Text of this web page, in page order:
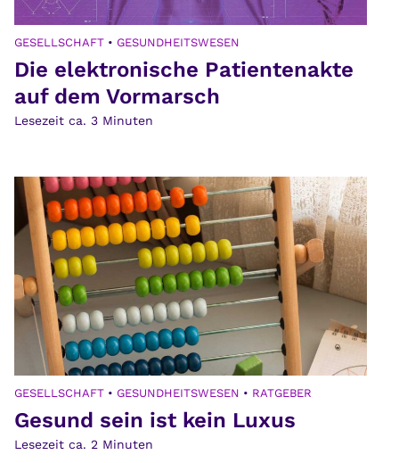
GESELLSCHAFT • GESUNDHEITSWESEN
Die elektronische Patientenakte
auf dem Vormarsch
Lesezeit ca. 3 Minuten
GESELLSCHAFT • GESUNDHEITSWESEN • RATGEBER
Gesund sein ist kein Luxus
Lesezeit ca. 2 Minuten